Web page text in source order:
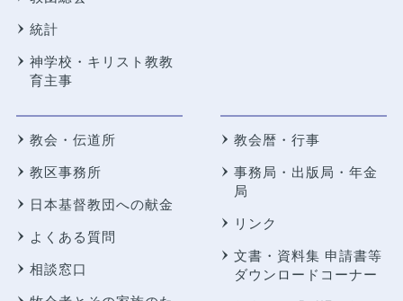
統計
神学校・キリスト教教
育主事
教会・伝道所
教区事務所
日本基督教団への献金
よくある質問
相談窓口
教会暦・行事
事務局・出版局・年金
局
リンク
文書・資料集 申請書等
ダウンロードコーナー